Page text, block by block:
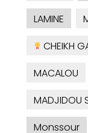
LAMINE
CHEIKH
MACALOU
MADJIDOU
Monssour